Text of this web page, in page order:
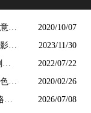
的
2020/10/07
2023/11/30
2022/07/22
的
2020/02/26
2026/07/08